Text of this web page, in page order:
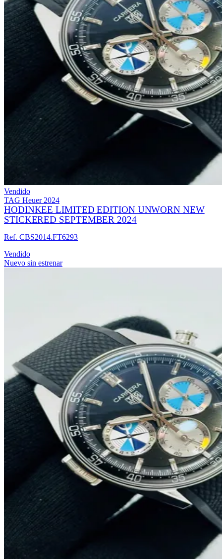
Vendido
TAG Heuer 2024
HODINKEE LIMITED EDITION UNWORN NEW
STICKERED SEPTEMBER 2024
Ref. CBS2014.FT6293
Vendido
Nuevo sin estrenar